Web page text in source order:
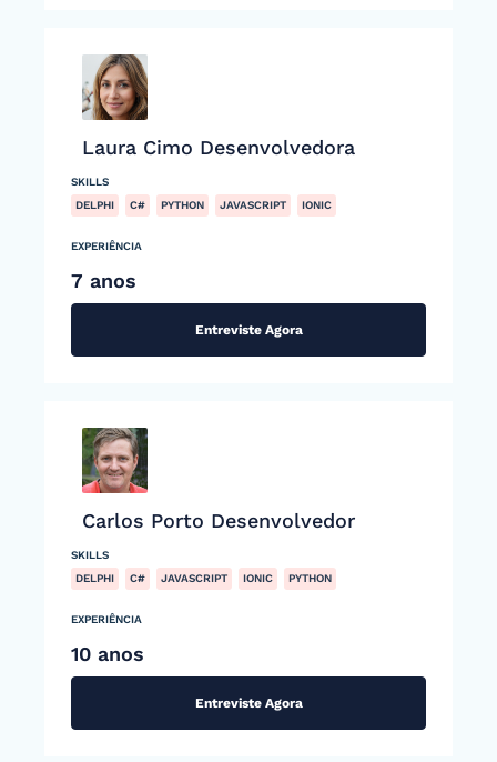
Laura Cimo Desenvolvedora
SKILLS
DELPHI
C# PYTHON JAVASCRIPT IONIC
EXPERIÊNCIA
7 anos
Entreviste Agora
Carlos Porto Desenvolvedor
SKILLS
DELPHI
C# JAVASCRIPT IONIC PYTHON
EXPERIÊNCIA
10 anos
Entreviste Agora